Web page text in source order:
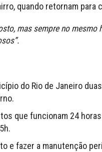
quando retornam para
mas sempre no mesmo
do Rio de Janeiro
que funcionam 24
e fazer a manutenção